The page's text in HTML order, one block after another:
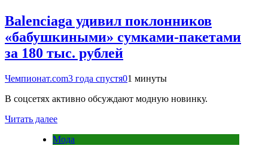
Balenciaga удивил поклонников
«бабушкиными» сумками-пакетами
за 180 тыс. рублей
Чемпионат.com3 года спустя01 минуты
В соцсетях активно обсуждают модную новинку.
Читать далее
Мода